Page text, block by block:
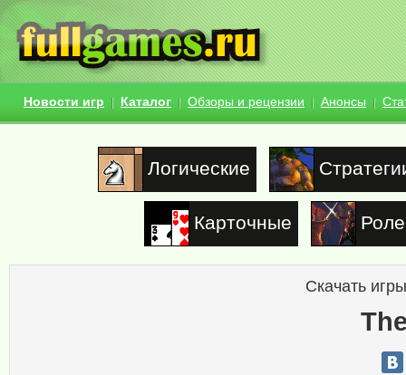
Новости игр Каталог Обзоры и рецензии Анонсы
Логические
Карточные
Скачать